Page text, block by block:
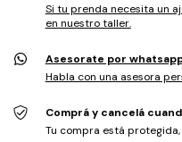
Si tu prenda necesita un
en nuestro taller.
Asesorate por
Habla con una asesora
Comprá y cancelá
Tu compra está